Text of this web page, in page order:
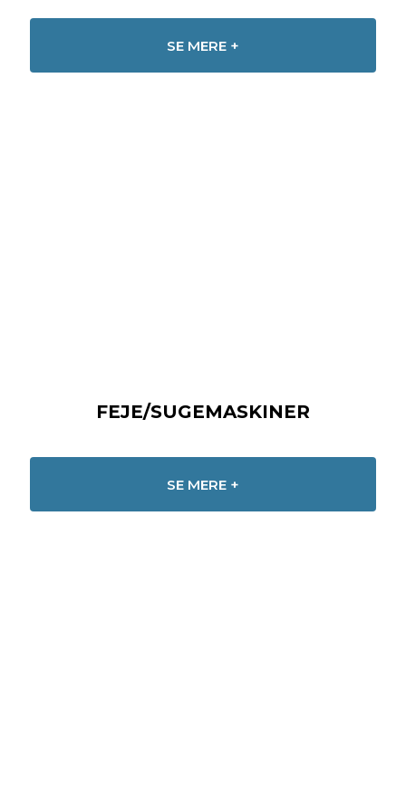
SE MERE +
FEJE/SUGEMASKINER
SE MERE +